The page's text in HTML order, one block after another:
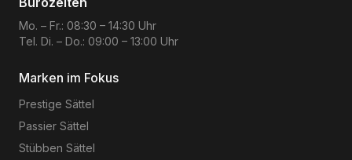
Mo. – Fr.: 08:30 – 14:30 Uhr
Tel. Di. – Do.: 09:00 – 13:00 Uhr
Marken im Fokus
Prestige Sättel
Passier Sättel
Stübben Sättel